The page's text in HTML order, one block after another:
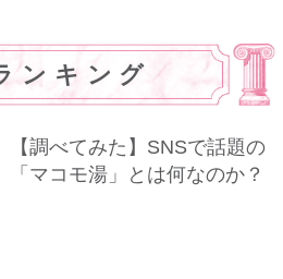
ンキング
【調べてみた】SNSで話題の
「マコモ湯」とは何なのか？